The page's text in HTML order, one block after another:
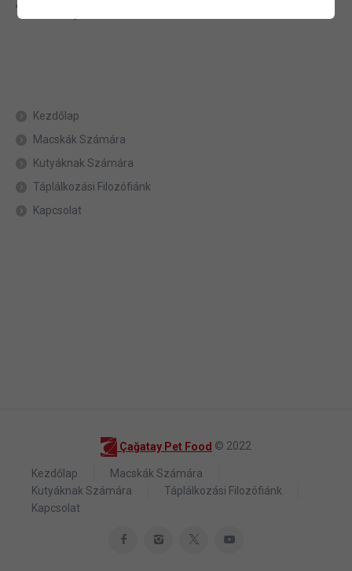
Kezdőlap
Macskák Számára
Kutyáknak Számára
Táplálkozási Filozófiánk
Kapcsolat
Çağatay Pet Food © 2022
Kezdőlap
Macskák Számára
Kutyáknak Számára
Táplálkozási Filozófiánk
Kapcsolat